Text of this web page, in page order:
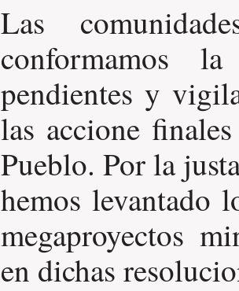
Las
conformamos
pendientes y
las accione
Pueblo. Por la
hemos levantado
megaproyectos
en dichas